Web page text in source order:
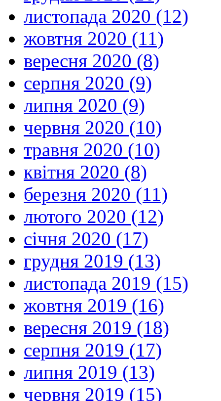
листопада 2020 (12)
жовтня 2020 (11)
вересня 2020 (8)
серпня 2020 (9)
липня 2020 (9)
червня 2020 (10)
травня 2020 (10)
квітня 2020 (8)
березня 2020 (11)
лютого 2020 (12)
січня 2020 (17)
грудня 2019 (13)
листопада 2019 (15)
жовтня 2019 (16)
вересня 2019 (18)
серпня 2019 (17)
липня 2019 (13)
червня 2019 (15)